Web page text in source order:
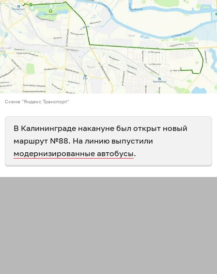
Схема "Яндекс Транспорт"
В Калининграде накануне был открыт новый
маршрут №88. На линию выпустили
модернизированные автобусы.